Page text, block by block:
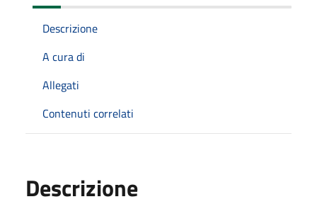
Descrizione
A cura di
Allegati
Contenuti correlati
Descrizione